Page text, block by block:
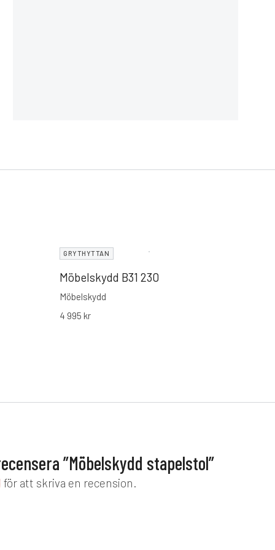
GRYTHYTTAN
Möbelskydd B31 230
Möbelskydd
4 995 kr
”Möbelskydd stapelstol”
för att skriva en recension.